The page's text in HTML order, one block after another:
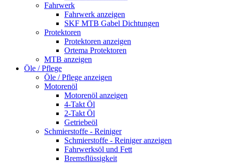
Fahrwerk
Fahrwerk anzeigen
SKF MTB Gabel Dichtungen
Protektoren
Protektoren anzeigen
Ortema Protektoren
MTB anzeigen
Öle / Pflege
Öle / Pflege anzeigen
Motorenöl
Motorenöl anzeigen
4-Takt Öl
2-Takt Öl
Getriebeöl
Schmierstoffe - Reiniger
Schmierstoffe - Reiniger anzeigen
Fahrwerksöl und Fett
Bremsflüssigkeit